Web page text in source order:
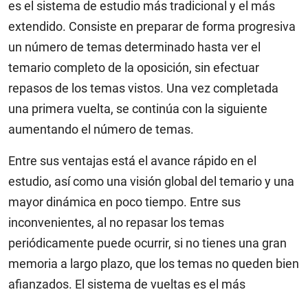
es el sistema de estudio más tradicional y el más
extendido. Consiste en preparar de forma progresiva
un número de temas determinado hasta ver el
temario completo de la oposición, sin efectuar
repasos de los temas vistos. Una vez completada
una primera vuelta, se continúa con la siguiente
aumentando el número de temas.
Entre sus ventajas está el avance rápido en el
estudio, así como una visión global del temario y una
mayor dinámica en poco tiempo. Entre sus
inconvenientes, al no repasar los temas
periódicamente puede ocurrir, si no tienes una gran
memoria a largo plazo, que los temas no queden bien
afianzados. El sistema de vueltas es el más